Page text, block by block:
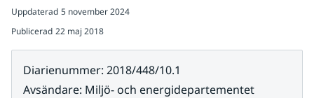
Uppdaterad 5 november 2024
Publicerad 22 maj 2018
Diarienummer: 2018/448/10.1
Avsändare: Miljö- och energidepartementet